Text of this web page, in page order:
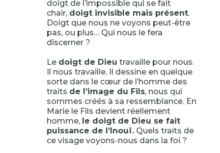
doigt de l’impossible qui se fait
chair, doigt invisible mais présent.
Doigt que nous ne voyons peut-être
pas, ou plus… Qui nous le fera
discerner ?
Le doigt de Dieu travaille pour nous.
Il nous travaille. Il dessine en quelque
sorte dans le cœur de l’homme des
traits de l’image du Fils, nous qui
sommes créés à sa ressemblance. En
Marie le Fils devient réellement
homme, le doigt de Dieu se fait
puissance de l’Inouï.Quels traits de
ce visage voyons-nous dans la foi ?